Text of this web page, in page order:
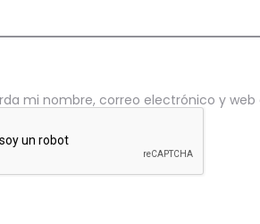
mi nombre, correo electrónico y